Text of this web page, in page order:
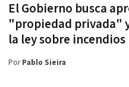
El Gobierno busca
"propiedad privada"
la ley sobre incendios
PorPablo Sieira